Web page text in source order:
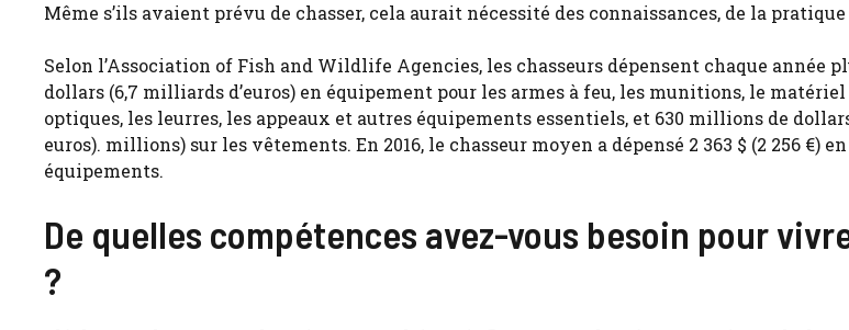
Même s’ils avaient prévu de chasser, cela aurait nécessité des connaissances, de la
Selon l’Association of Fish and Wildlife Agencies, les chasseurs dépensent chaque année
dollars (6,7 milliards d’euros) en équipement pour les armes à feu, les munitions, le matériel
optiques, les leurres, les appeaux et autres équipements essentiels, et 630 millions de
euros). millions) sur les vêtements. En 2016, le chasseur moyen a dépensé 2 363 $ (2 256 €)
équipements.
De quelles compétences avez-vous besoin pour
?